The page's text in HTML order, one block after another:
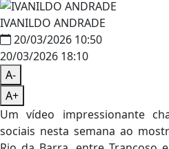
IVANILDO ANDRADE
20/03/2026 10:50
20/03/2026 18:10
A-
A+
Um vídeo impressionante
sociais nesta semana ao